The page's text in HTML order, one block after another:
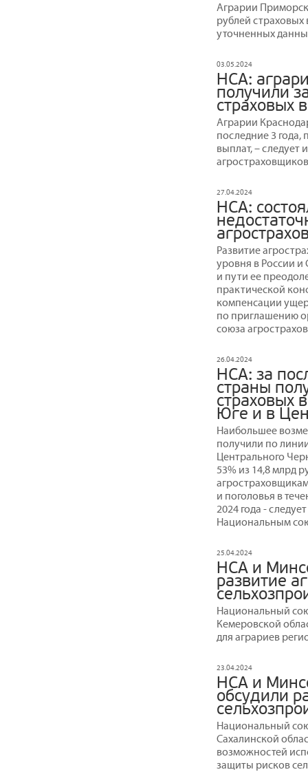
Аграрии
рублей
уточненных
03.05.2024
НСА:
получили
страховых
Аграрии
последние 3 года,
выплат, –
27.04.2024
НСА:
Развитие
уровня в России и
и пути ее
практической
компенсации
по приглашению
союза
26.04.2024
НСА: за
страны
страховых
Юге и в
Наибольшее
получили по
Центрального
53% из 14,8 млрд
и поголовья в
2024 года -
Национальным
25.04.2024
НСА и
развитие
Национальный
Кемеровской
для аграриев
23.04.2024
НСА и
обсудили
Национальный
Сахалинской
возможностей
защиты рисков